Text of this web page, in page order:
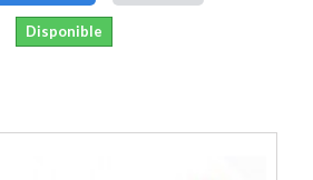
Disponible